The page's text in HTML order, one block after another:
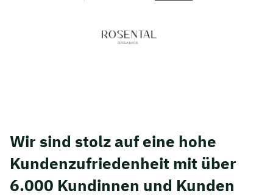
Wir sind stolz auf eine hohe
Kunden­zufriedenheit mit über
6.000 Kundinnen und Kunden